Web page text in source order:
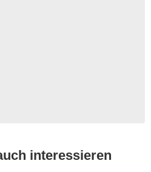
interessieren